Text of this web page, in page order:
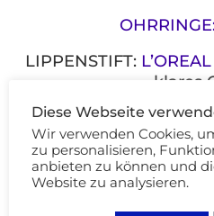
LIPPENSTIFT:
klares
Diese Webseite
Wir verwenden Cookies,
zu personalisieren,
anbieten zu können und
Website zu analysieren.